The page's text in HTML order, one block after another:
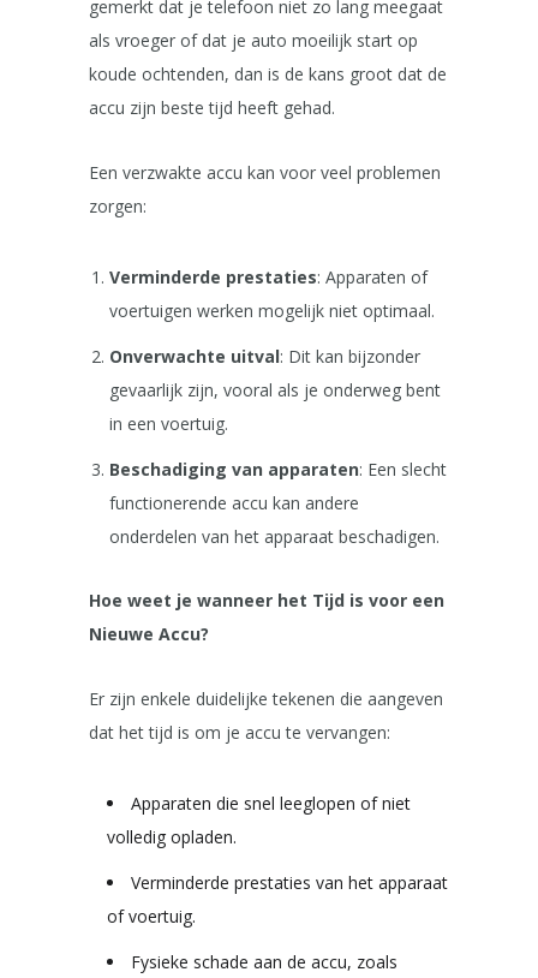
gemerkt dat je telefoon niet zo lang meegaat
als vroeger of dat je auto moeilijk start op
koude ochtenden, dan is de kans groot dat de
accu zijn beste tijd heeft gehad.
Een verzwakte accu kan voor veel problemen
zorgen:
Verminderde prestaties: Apparaten of
voertuigen werken mogelijk niet optimaal.
Onverwachte uitval: Dit kan bijzonder
gevaarlijk zijn, vooral als je onderweg bent
in een voertuig.
Beschadiging van apparaten: Een slecht
functionerende accu kan andere
onderdelen van het apparaat beschadigen.
Hoe weet je wanneer het Tijd is voor een
Nieuwe Accu?
Er zijn enkele duidelijke tekenen die aangeven
dat het tijd is om je accu te vervangen:
Apparaten die snel leeglopen of niet
volledig opladen.
Verminderde prestaties van het apparaat
of voertuig.
Fysieke schade aan de accu, zoals